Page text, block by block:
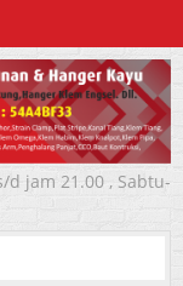
d jam 21.00 , Sabtu-